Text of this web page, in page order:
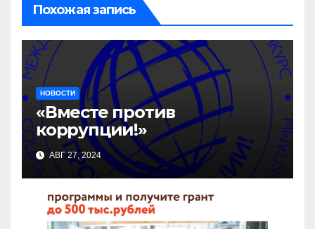
Похожая запись
НОВОСТИ
«Вместе против
коррупции!»
АВГ 27, 2024